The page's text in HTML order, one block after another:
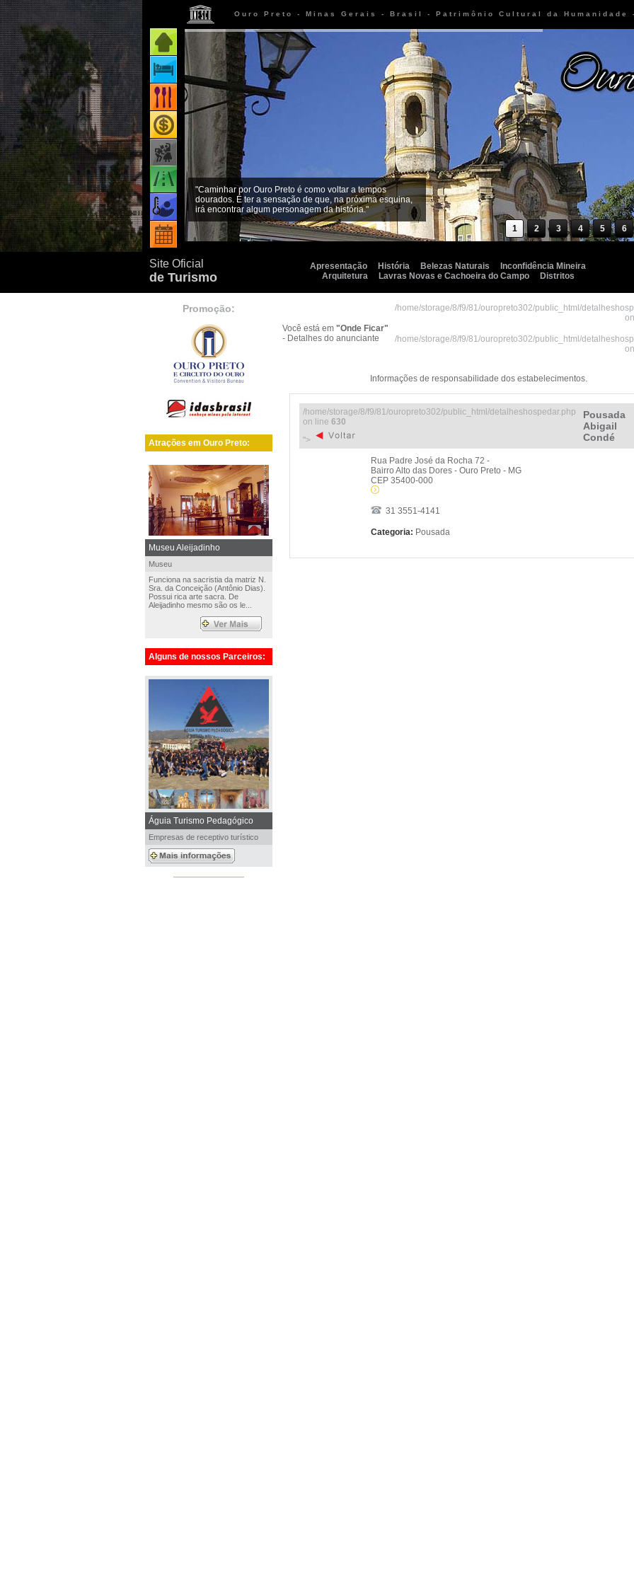
Ouro Preto - Minas Gerais - Brasil - Patrimônio Cultural da Humanidade
Página inicial
Onde ficar
Onde comer
Onde comprar
Como chegar
Quando ir
Eventos
"Caminhar por Ouro Preto é como voltar a tempos
dourados. É ter a sensação de que, na próxima esquina,
irá encontrar algum personagem da história."
1
2 3 4 5 6
Site Oficial
de Turismo
Apresentação História Belezas Naturais
Inconfidência Mineira
Arquitetura
Lavras Novas e Cachoeira do Campo Distritos
Promoção:
Atrações em Ouro Preto:
Museu Aleijadinho
Museu
Funciona na sacristia da matriz N.
Sra. da Conceição (Antônio Dias).
Possui rica arte sacra. De
Aleijadinho mesmo são os le...
Alguns de nossos Parceiros:
Águia Turismo Pedagógico
Empresas de receptivo turístico
Você está em "Onde Ficar"
- Detalhes do anunciante
/home/storage/8/f9/81/ouropreto302/public_html/
/home/storage/8/f9/81/ouropreto302/public_html/
Informações de responsabilidade dos estabelecimentos.
/home/storage/8/f9/81/ouropreto302/public_html/detalheshospedar.php
on line 630
">
Pousada
Abigail
Condé
Rua Padre José da Rocha 72 -
Bairro Alto das Dores - Ouro Preto - MG
CEP 35400-000
31 3551-4141
Categoria: Pousada